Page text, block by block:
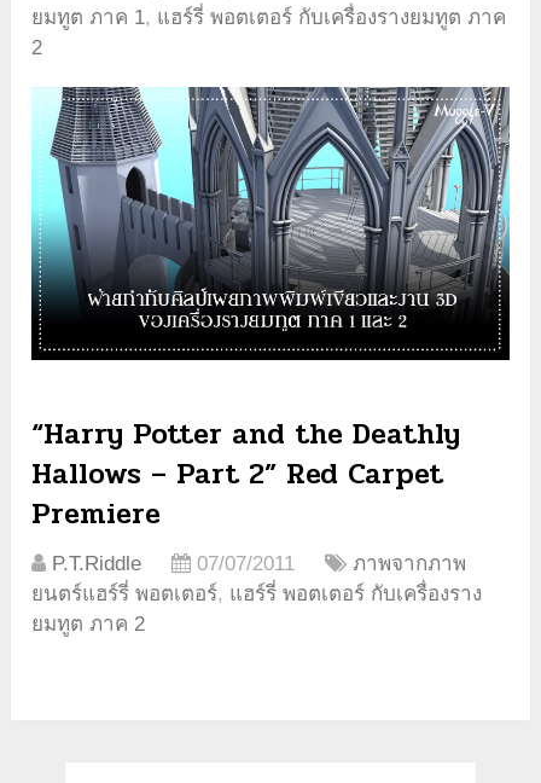
ยมทูต ภาค 1, แฮร์รี่ พอตเตอร์ กับเครื่องรางยมทูต ภาค
2
“Harry Potter and the Deathly
Hallows – Part 2” Red Carpet
Premiere
P.T.Riddle 07/07/2011
ภาพจากภาพ
ยนตร์แฮร์รี่ พอตเตอร์, แฮร์รี่ พอตเตอร์ กับเครื่องราง
ยมทูต ภาค 2